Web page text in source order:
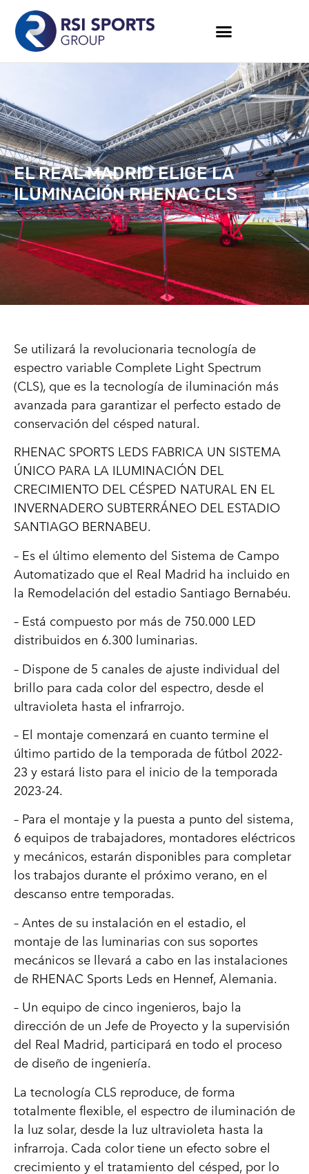
EL REAL MADRID ELIGE LA
ILUMINACIÓN RHENAC CLS
Se utilizará la revolucionaria tecnología de
espectro variable Complete Light Spectrum
(CLS), que es la tecnología de iluminación más
avanzada para garantizar el perfecto estado de
conservación del césped natural.
RHENAC SPORTS LEDS FABRICA UN SISTEMA
ÚNICO PARA LA ILUMINACIÓN DEL
CRECIMIENTO DEL CÉSPED NATURAL EN EL
INVERNADERO SUBTERRÁNEO DEL ESTADIO
SANTIAGO BERNABEU.
– Es el último elemento del Sistema de Campo
Automatizado que el Real Madrid ha incluido en
la Remodelación del estadio Santiago Bernabéu.
– Está compuesto por más de 750.000 LED
distribuidos en 6.300 luminarias.
– Dispone de 5 canales de ajuste individual del
brillo para cada color del espectro, desde el
ultravioleta hasta el infrarrojo.
– El montaje comenzará en cuanto termine el
último partido de la temporada de fútbol 2022-
23 y estará listo para el inicio de la temporada
2023-24.
– Para el montaje y la puesta a punto del sistema,
6 equipos de trabajadores, montadores eléctricos
y mecánicos, estarán disponibles para completar
los trabajos durante el próximo verano, en el
descanso entre temporadas.
– Antes de su instalación en el estadio, el
montaje de las luminarias con sus soportes
mecánicos se llevará a cabo en las instalaciones
de RHENAC Sports Leds en Hennef, Alemania.
– Un equipo de cinco ingenieros, bajo la
dirección de un Jefe de Proyecto y la supervisión
del Real Madrid, participará en todo el proceso
de diseño de ingeniería.
La tecnología CLS reproduce, de forma
totalmente flexible, el espectro de iluminación de
la luz solar, desde la luz ultravioleta hasta la
infrarroja. Cada color tiene un efecto sobre el
crecimiento y el tratamiento del césped, por lo